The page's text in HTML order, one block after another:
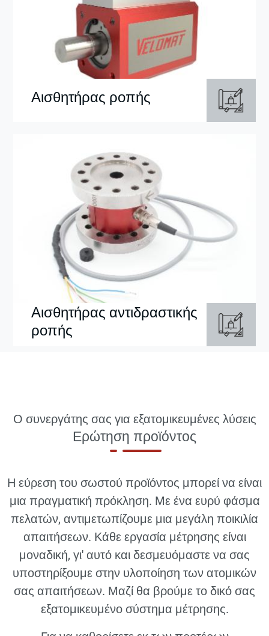
Αισθητήρας ροπής
Αισθητήρας αντιδραστικής
ροπής
Ο συνεργάτης σας για εξατομικευμένες λύσεις
Ερώτηση προϊόντος
Η εύρεση του σωστού προϊόντος μπορεί να είναι
μια πραγματική πρόκληση. Με ένα ευρύ φάσμα
πελατών, αντιμετωπίζουμε μια μεγάλη ποικιλία
απαιτήσεων. Κάθε εργασία μέτρησης είναι
μοναδική, γι' αυτό και δεσμευόμαστε να σας
υποστηρίξουμε στην υλοποίηση των ατομικών
σας απαιτήσεων. Μαζί θα βρούμε το δικό σας
εξατομικευμένο σύστημα μέτρησης.